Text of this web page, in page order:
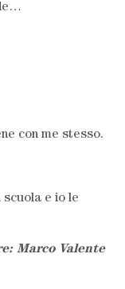
con me stesso.
scuola e io le
Marco Valente